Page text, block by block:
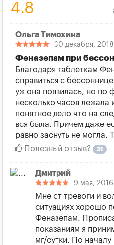
4.8
Ольга Тимохина
30 декабря, 2018
Феназепам при
Благодаря таблеткам
справиться с
уж она появилась, но по
несколько часов лежала
понятное дело что на
вся была. Причем даже
равно заснуть не могла.
Полезный отзыв?
31
Дмитрий
9 мая, 2016
Мне от тревоги и
ситуациях хорошо
Феназепам.
показаниям я
мг/сутки. По